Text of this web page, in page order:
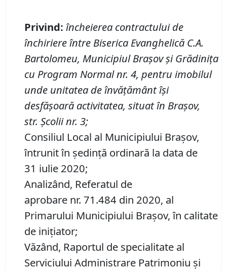
Privind: încheierea contractuluide
închiriere între Biserica Evanghelică C.A.
Bartolomeu, Municipiul Braşov şi Grădinița
cu Program Normal nr. 4, pentru imobilul
unde unitatea deînvățământîşi
desfăşoară activitatea, situat în Braşov,
str. Școliinr. 3;
Consiliul Local al Municipiului Brașov,
întrunit în ședință ordinară la data de
31 iulie 2020;
Analizând, Referatul de
aprobare nr. 71.484 din 2020, al
Primarului Municipiului Brașov, în calitate
de inițiator;
Văzând, Raportul de specialitate al
Serviciului Administrare Patrimoniu şi